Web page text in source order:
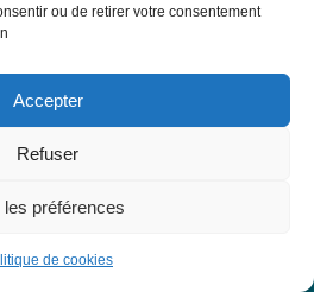
ou de retirer votre consentement
Accepter
Refuser
les préférences
de cookies